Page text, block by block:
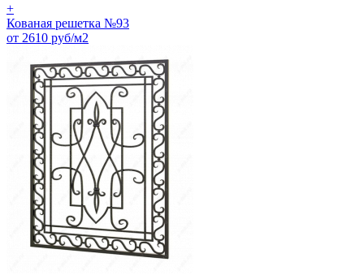
+
Кованая решетка №93
от 2610 руб/м2